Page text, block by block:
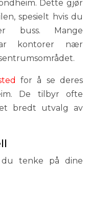
Dette gjør
spesielt hvis du
buss. Mange
kontorer nær
for å se deres
De tilbyr ofte
bredt utvalg av
tenke på dine